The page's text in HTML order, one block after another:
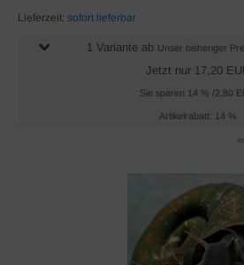
Lieferzeit: sofort lieferbar
1 Variante ab Unser bisheriger
Jetzt nur 17,20
Sie sparen 14 % /2,80
Artikelrabatt: 14 %